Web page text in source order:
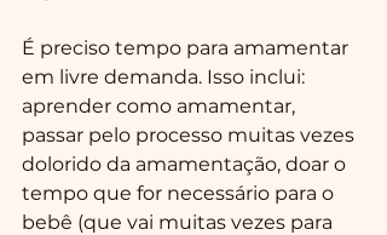
É preciso tempo para amamentar
em livre demanda. Isso inclui:
aprender como amamentar,
passar pelo processo muitas vezes
dolorido da amamentação, doar o
tempo que for necessário para o
bebê (que vai muitas vezes para